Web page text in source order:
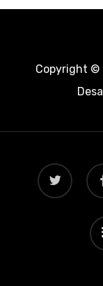
Copyright ©
twitter
RSS